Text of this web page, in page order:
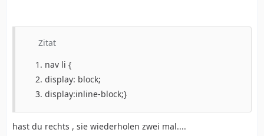
Zitat
nav li {
display: block;
display:inline-block;}
hast du rechts , sie wiederholen zwei mal....